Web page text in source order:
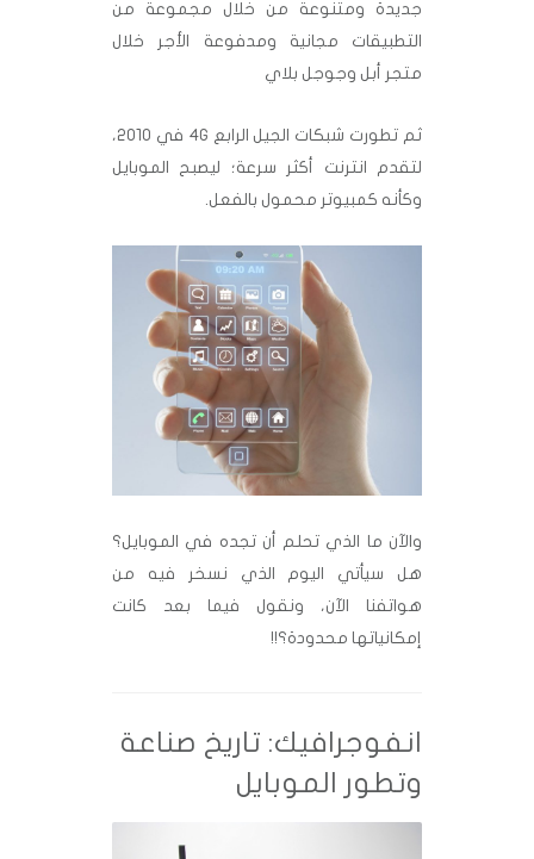
جديدة ومتنوعة من خلال مجموعة من
التطبيقات مجانية ومدفوعة الأجر خلال
متجر أبل وجوجل بلاي
ثم تطورت شبكات الجيل الرابع 4G في 2010،
لتقدم انترنت أكثر سرعة؛ ليصبح الموبايل
وكأنه كمبيوتر محمول بالفعل.
والآن ما الذي تحلم أن تجده في الموبايل؟
هل سيأتي اليوم الذي نسخر فيه من
هواتفنا الآن، ونقول فيما بعد كانت
إمكانياتها محدودة؟!!
انفوجرافيك: تاريخ صناعة
وتطور الموبايل